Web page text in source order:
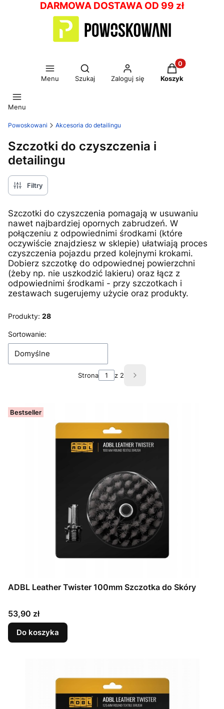
DARMOWA DOSTAWA OD 99 zł
Menu
Otwórz wyszukiwarkę
Szukaj Zaloguj się
Produkty w
Koszyk
Menu
Powoskowani Akcesoria do detailingu
Szczotki do czyszczenia i
detailingu
Filtry
Szczotki do czyszczenia pomagają w usuwaniu
nawet najbardziej opornych zabrudzeń. W
połączeniu z odpowiednimi środkami (które
oczywiście znajdziesz w sklepie) ułatwiają proces
czyszczenia pojazdu przed kolejnymi krokami.
Dobierz szczotkę do odpowiednej powierzchni
(żeby np. nie uszkodzić lakieru) oraz łącz z
odpowiednimi środkami - przy szczotkach i
zestawach sugerujemy użycie oraz produkty.
Produkty: 28
Lista produktów
Sortowanie:
Domyślne
Strona z 2 Następne produkty
Bestseller
ADBL Leather Twister 100mm Szczotka do Skóry
Cena
53,90 zł
Do koszyka